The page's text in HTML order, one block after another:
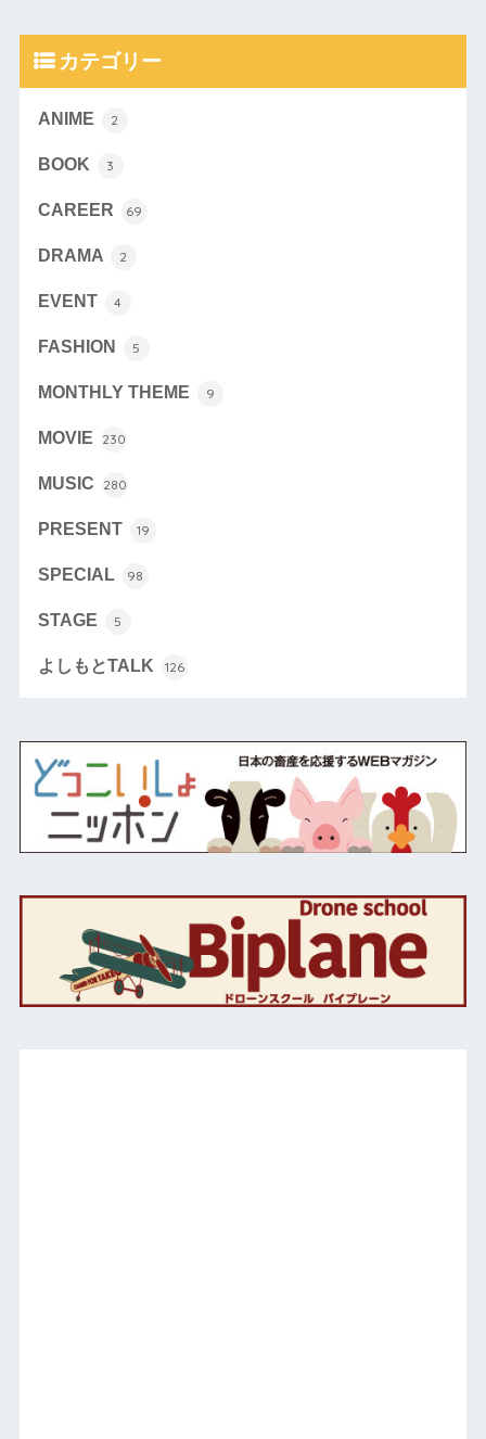
カテゴリー
ANIME 2
BOOK 3
CAREER 69
DRAMA 2
EVENT 4
FASHION 5
MONTHLY THEME 9
MOVIE 230
MUSIC 280
PRESENT 19
SPECIAL 98
STAGE 5
よしもとTALK 126